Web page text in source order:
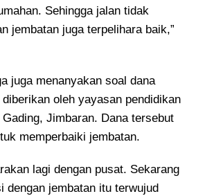
Sehingga jalan tidak
jembatan juga terpelihara baik,”
juga menanyakan soal dana
diberikan oleh yayasan pendidikan
Jimbaran. Dana tersebut
memperbaiki jembatan.
lagi dengan pusat. Sekarang
dengan jembatan itu terwujud